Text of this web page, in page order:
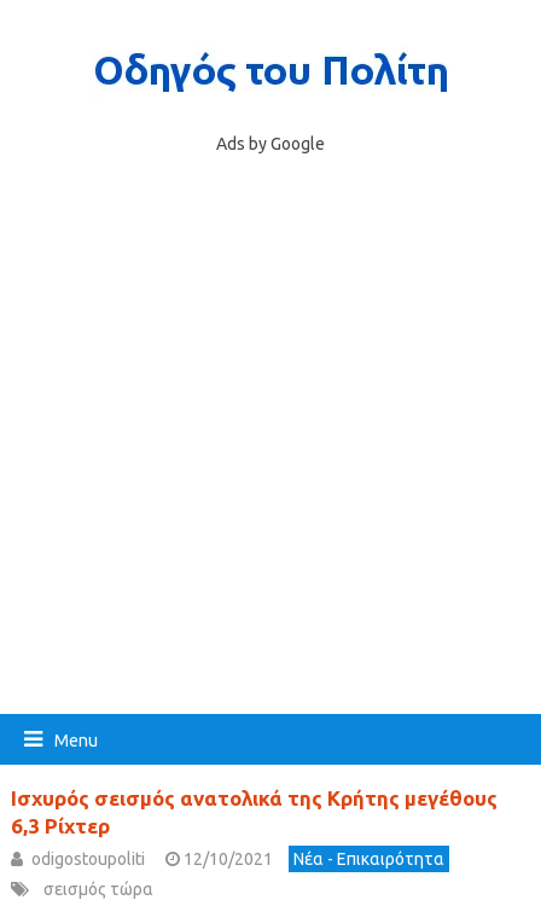
Ads by Google
Menu
Ισχυρός σεισμός ανατολικά της Κρήτης μεγέθους
6,3 Ρίχτερ
odigostoupoliti 12/10/2021
Νέα - Επικαιρότητα
σεισμός τώρα